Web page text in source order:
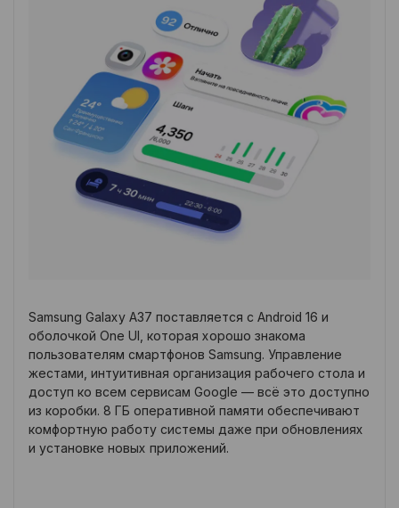
Samsung Galaxy A37 поставляется с Android 16 и
оболочкой One UI, которая хорошо знакома
пользователям смартфонов Samsung. Управление
жестами, интуитивная организация рабочего стола и
доступ ко всем сервисам Google — всё это доступно
из коробки. 8 ГБ оперативной памяти обеспечивают
комфортную работу системы даже при обновлениях
и установке новых приложений.